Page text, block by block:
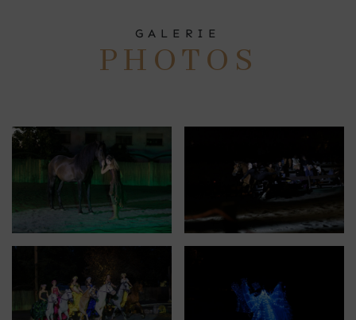
GALERIE
PHOTOS